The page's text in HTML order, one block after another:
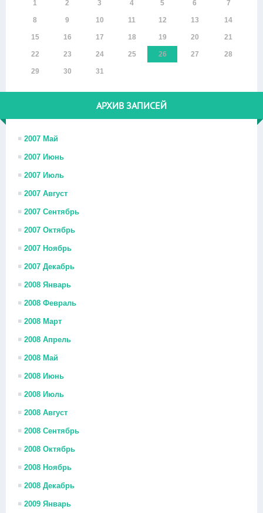
1 2 3 4 5 6 7
8 9 10 11 12 13 14
15 16 17 18 19 20 21
22 23 24 25 26 27 28
29 30 31
АРХИВ ЗАПИСЕЙ
2007 Май
2007 Июнь
2007 Июль
2007 Август
2007 Сентябрь
2007 Октябрь
2007 Ноябрь
2007 Декабрь
2008 Январь
2008 Февраль
2008 Март
2008 Апрель
2008 Май
2008 Июнь
2008 Июль
2008 Август
2008 Сентябрь
2008 Октябрь
2008 Ноябрь
2008 Декабрь
2009 Январь